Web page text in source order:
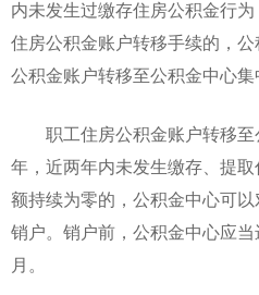
内未发生过缴存住房公积金行
住房公积金账户转移手续的，
公积金账户转移至公积金中心集
职工住房公积金账户转移至
年，近两年内未发生缴存、提
额持续为零的，公积金中心可
销户。销户前，公积金中心应
月。